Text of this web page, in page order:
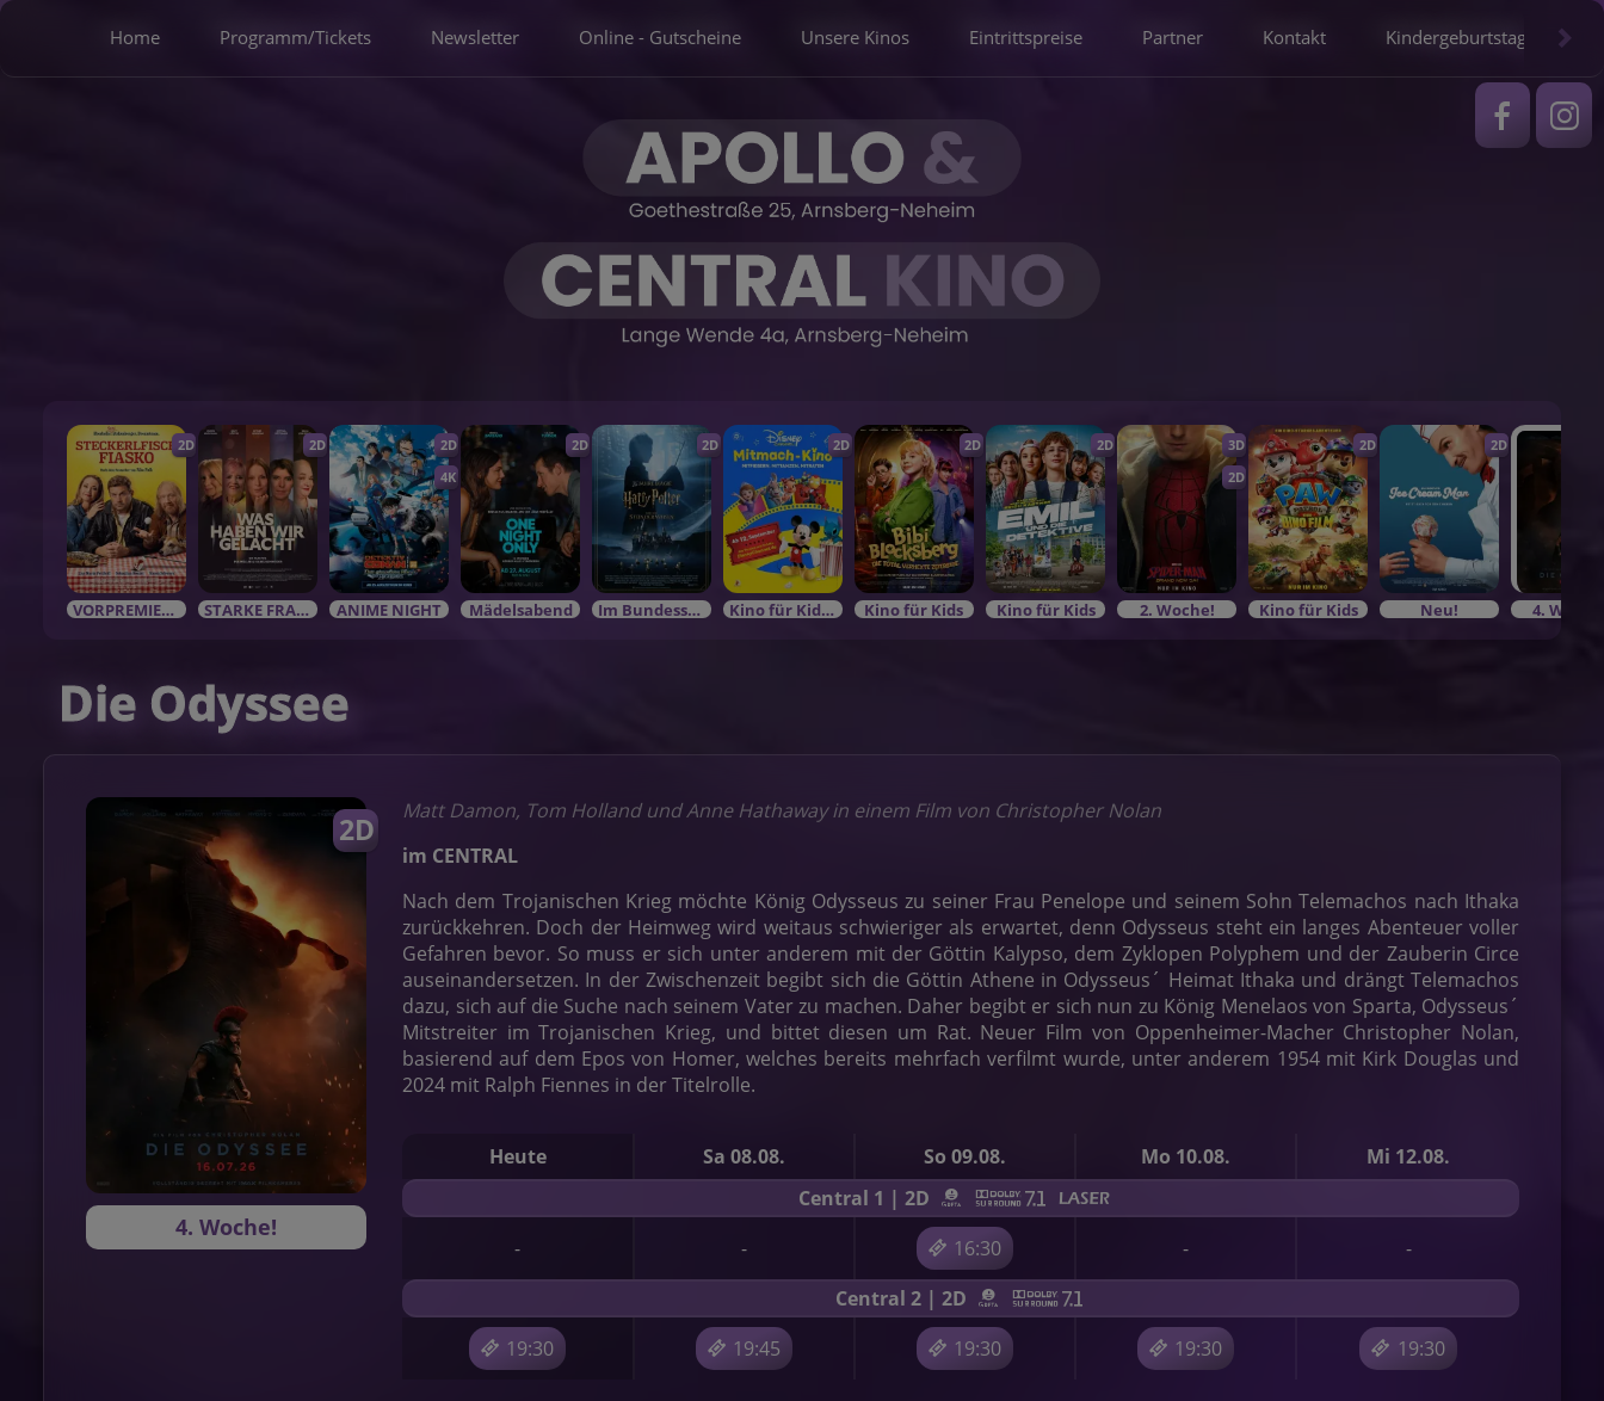
Home Programm/Tickets Newsletter Online - Gutscheine Unsere Kinos Eintrittspreise Partner Kontakt Kindergeburtstag
2D
VORPREMIEREN / EVENTS
2D
STARKE FRAUEN in starken Rolle
2D
4K
ANIME NIGHT
2D
Mädelsabend
2D
Im Bundesstart
2D
Kino für KidsIm Bundesstart
2D
Kino für Kids
2D
Kino für Kids
3D
2D
2. Woche!
2D
Kino für Kids
2D
Neu! 4.
Die Odyssee
2D
4. Woche!
Matt Damon, Tom Holland und Anne Hathaway in einem Film von Christopher Nolan
im CENTRAL
Nach dem Trojanischen Krieg möchte König Odysseus zu seiner Frau Penelope und seinem Sohn Telemachos nach Ithaka
zurückkehren. Doch der Heimweg wird weitaus schwieriger als erwartet, denn Odysseus steht ein langes Abenteuer voller
Gefahren bevor. So muss er sich unter anderem mit der Göttin Kalypso, dem Zyklopen Polyphem und der Zauberin Circe
auseinandersetzen. In der Zwischenzeit begibt sich die Göttin Athene in Odysseus´ Heimat Ithaka und drängt Telemachos
dazu, sich auf die Suche nach seinem Vater zu machen. Daher begibt er sich nun zu König Menelaos von Sparta, Odysseus´
Mitstreiter im Trojanischen Krieg, und bittet diesen um Rat. Neuer Film von Oppenheimer-Macher Christopher Nolan,
basierend auf dem Epos von Homer, welches bereits mehrfach verfilmt wurde, unter anderem 1954 mit Kirk Douglas und
2024 mit Ralph Fiennes in der Titelrolle.
Heute Sa 08.08. So 09.08. Mo 10.08. Mi 12.08.
- - 16:30 - -
19:30 19:45 19:30 19:30 19:30
Central 1 | 2D
Central 2 | 2D